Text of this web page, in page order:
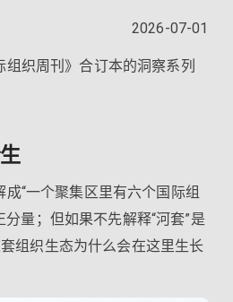
2026-07-01
组织周刊》合订本的洞察系列
成“一个聚集区里有六个国际组
量；但如果不先解释“河套”是
组织生态为什么会在这里生长